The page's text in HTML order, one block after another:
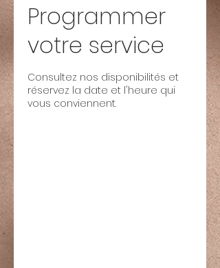
Programmer
votre service
Consultez nos disponibilités et
réservez la date et l'heure qui
vous conviennent.